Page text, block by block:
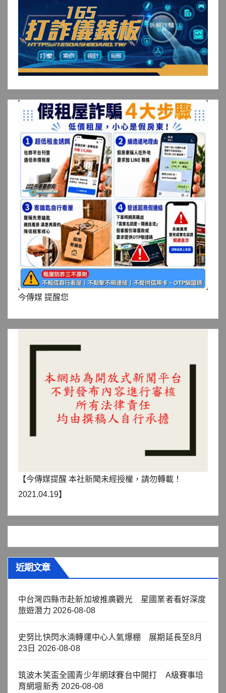
頁
今傳媒 提醒您
【今傳媒提醒 本社新聞未經授權，請勿轉載！
2021.04.19】
近期文章
中台灣四縣市赴新加坡推廣觀光 星國業者看好深度
旅遊潛力 2026-08-08
史努比快閃水湳轉運中心人氣爆棚 展期延長至8月
23日 2026-08-08
筑波木笑盃全國青少年網球賽台中開打 A級賽事培
育網壇新秀 2026-08-08